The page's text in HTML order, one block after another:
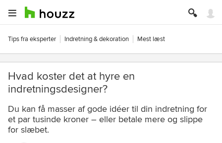
Tips fra eksperter Indretning & dekoration Mest læst
Hvad koster det at hyre en
indretningsdesigner?
Du kan få masser af gode idéer til din indretning for
et par tusinde kroner – eller betale mere og slippe
for slæbet.